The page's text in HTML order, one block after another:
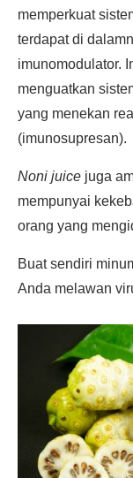
memperkuat
terdapat di
imunomodulator.
menguatkan
yang menekan
(imunosupresan).
Noni juice juga
mempunyai
orang yang
Buat sendiri
Anda melawan